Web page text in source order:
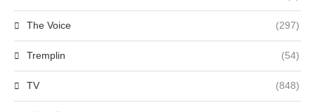
The Voice (297)
Tremplin (54)
TV (848)